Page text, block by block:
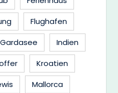
Flughafen
Gardasee
Indien
Kroatien
Mallorca